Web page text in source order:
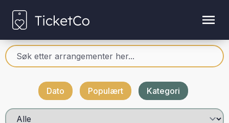
Dato Populært Kategori